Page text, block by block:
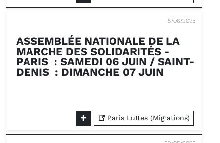
5/06/2026
ASSEMBLÉE NATIONALE DE LA
MARCHE DES SOLIDARITÉS -
PARIS : SAMEDI 06 JUIN / SAINT-
DENIS : DIMANCHE 07 JUIN
Paris Luttes (Migrations)